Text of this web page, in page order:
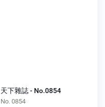
天下雜誌 - No.0854
No. 0854